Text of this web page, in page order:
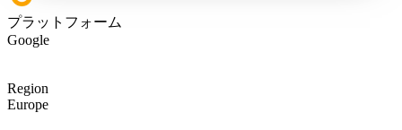
プラットフォーム
Google
Region
Europe